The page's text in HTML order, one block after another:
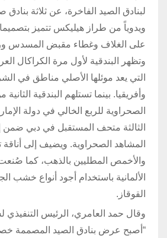
لبنادق الصيد الفاخرة، عن ثلاثة
ويدوياً من طراز هيليكس تتميز
على الغلاف وغطاء مقبض المسدس
وتظهر البندقية لأول مرة الكراكال
التي يعد موئلها الأصلي مناطق في
وأفريقيا. بينما تستلهم البندقية
الصحراوية للربع الخالي في دولة
الثالثة متحف المستقبل في دبي
المشاهد الصحراوية. ويضيف إلى أناقة
والأخمص المطليين بالذهب، كما
الألمانية باستخدام أجود أنواع خشب
القوقاز.
وقال حمد العامري، الرئيس التنفيذي
“أصبح عرض بنادق الصيد المصممة